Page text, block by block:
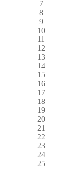
7
8
9
10
11
12
13
14
15
16
17
18
19
20
21
22
23
24
25